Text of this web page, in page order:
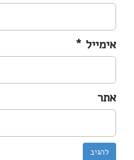
אימייל *
אתר